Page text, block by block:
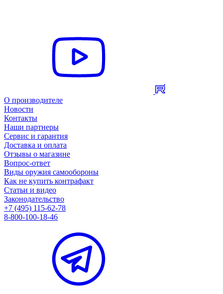
О производителе
Новости
Контакты
Наши партнеры
Сервис и гарантия
Доставка и оплата
Отзывы о магазине
Вопрос-ответ
Виды оружия самообороны
Как не купить контрафакт
Статьи и видео
Законодательство
+7 (495) 115-62-78
8-800-100-18-46